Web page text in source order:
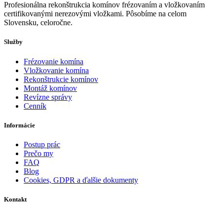
Profesionálna rekonštrukcia komínov frézovaním a vložkovaním
certifikovanými nerezovými vložkami. Pôsobíme na celom
Slovensku, celoročne.
Služby
Frézovanie komína
Vložkovanie komína
Rekonštrukcie komínov
Montáž komínov
Revízne správy
Cenník
Informácie
Postup prác
Prečo my
FAQ
Blog
Cookies, GDPR a ďalšie dokumenty
Kontakt